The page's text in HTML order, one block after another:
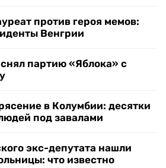
против героя мемов:
Венгрии
партию «Яблока» с
в Колумбии: десятки
под завалами
экс-депутата нашли
что известно